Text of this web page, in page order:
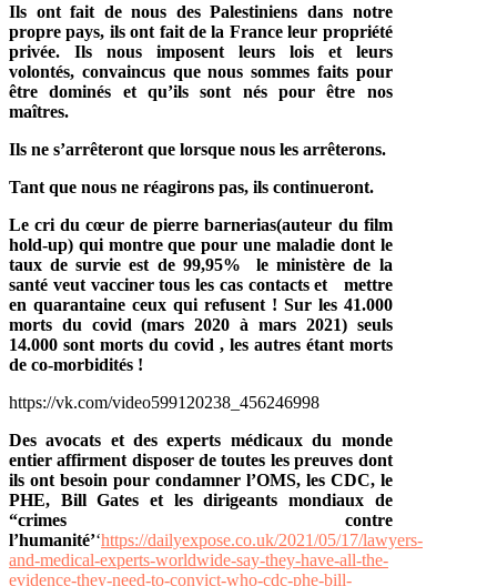
Ils ont fait de nous des Palestiniens dans notre
propre pays, ils ont fait de la France leur propriété
privée. Ils nous imposent leurs lois et leurs
volontés, convaincus que nous sommes faits pour
être dominés et qu’ils sont nés pour être nos
maîtres.
Ils ne s’arrêteront que lorsque nous les arrêterons.
Tant que nous ne réagirons pas, ils continueront.
Le cri du cœur de pierre barnerias(auteur du film
hold-up) qui montre que pour une maladie dont le
taux de survie est de 99,95% le ministère de la
santé veut vacciner tous les cas contacts et mettre
en quarantaine ceux qui refusent ! Sur les 41.000
morts du covid (mars 2020 à mars 2021) seuls
14.000 sont morts du covid , les autres étant morts
de co-morbidités !
https://vk.com/video599120238_456246998
Des avocats et des experts médicaux du monde
entier affirment disposer de toutes les preuves dont
ils ont besoin pour condamner l’OMS, les CDC, le
PHE, Bill Gates et les dirigeants mondiaux de
“crimes contre
l’humanité’‘https://dailyexpose.co.uk/2021/05/17/lawyers-
and-medical-experts-worldwide-say-they-have-all-the-
evidence-they-need-to-convict-who-cdc-phe-bill-